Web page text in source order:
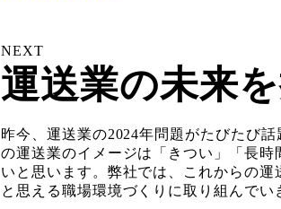
NEXT
運送業の未来
昨今、運送業の2024年問題がたびたび
の運送業のイメージは「きつい」「長
いと思います。弊社では、これからの
と思える職場環境づくりに取り組んでい